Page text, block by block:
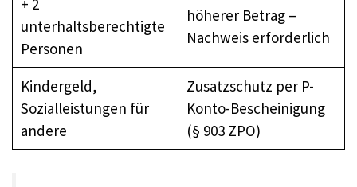
+ 2
unterhaltsberechtigte
Personen
höherer Betrag –
Nachweis erforderlich
Kindergeld,
Sozialleistungen für
andere
Zusatzschutz per P-
Konto-Bescheinigung
(§ 903 ZPO)